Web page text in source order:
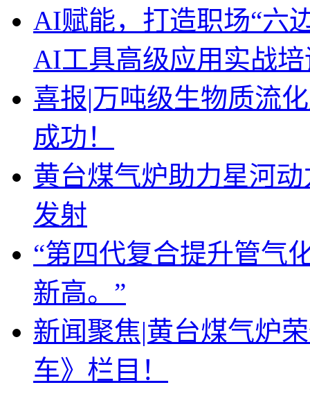
AI赋能，打造职场“六
AI工具高级应用实战
喜报|万吨级生物质流
成功！
黄台煤气炉助力星河
发射
“第四代复合提升管气
新高。”
新闻聚焦|黄台煤气炉
车》栏目！